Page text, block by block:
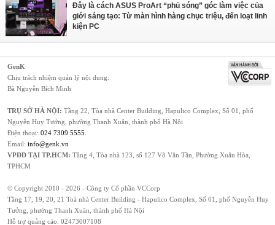
Đây là cách ASUS ProArt “phủ sóng” góc làm việc của
giới sáng tạo: Từ màn hình hàng chục triệu, đến loạt linh
kiện PC
GenK
Chịu trách nhiệm quản lý nội dung:
Bà Nguyễn Bích Minh
TRỤ SỞ HÀ NỘI: Tầng 22, Tòa nhà Center Building, Hapulico Complex, Số 01, phố
Nguyễn Huy Tưởng, phường Thanh Xuân, thành phố Hà Nội
Điện thoại: 024 7309 5555
Email: info@genk.vn
VPĐD TẠI TP.HCM: Tầng 4, Tòa nhà 123, số 127 Võ Văn Tần, Phường Xuân Hòa,
TPHCM
© Copyright 2010 - 2026 - Công ty Cổ phần VCCorp
Tầng 17, 19, 20, 21 Toà nhà Center Building - Hapulico Complex, Số 01, phố Nguyễn Huy
Tưởng, phường Thanh Xuân, thành phố Hà Nội
Hỗ trợ quảng cáo: 02473007108